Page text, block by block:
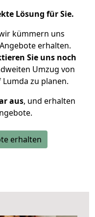
Lösung für Sie.
kümmern uns
erhalten.
Sie uns noch
Umzug von
zu planen.
aus, und erhalten
erhalten